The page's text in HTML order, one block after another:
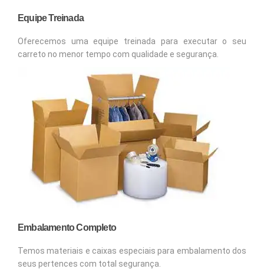
Equipe Treinada
Oferecemos uma equipe treinada para executar o seu
carreto no menor tempo com qualidade e segurança.
Embalamento Completo
Temos materiais e caixas especiais para embalamento dos
seus pertences com total segurança.